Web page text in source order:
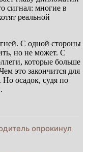
сигнал: многие в
реальной
С одной стороны
но не может. С
которые больше
это закончится для
осадок, судя по
опрокинул